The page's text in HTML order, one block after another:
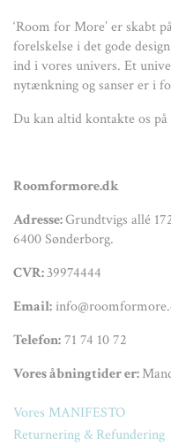
‘Room for More’ er skabt
forelskelse i det gode
ind i vores univers. Et
nytænkning og sanser er i
Du kan altid kontakte os
Roomformore.dk
Adresse:Grundtvigs allé
6400 Sønderborg.
CVR:39974444
Email:
Telefon:71 74 10 72
Vores åbningtider er:
Vores MANIFESTO
Returnering & Refundering